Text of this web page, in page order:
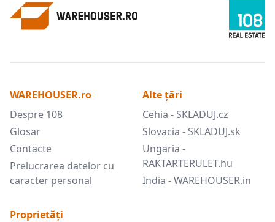
WAREHOUSER.ro
Despre 108
Glosar
Contacte
Prelucrarea datelor cu
caracter personal
Proprietăți
Alte țări
Cehia - SKLADUJ.cz
Slovacia - SKLADUJ.sk
Ungaria -
RAKTARTERULET.hu
India - WAREHOUSER.in